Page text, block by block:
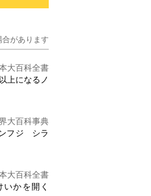
があります
大百科全書
上になるノ
大百科事典
フジ シラ
大百科全書
かを開く